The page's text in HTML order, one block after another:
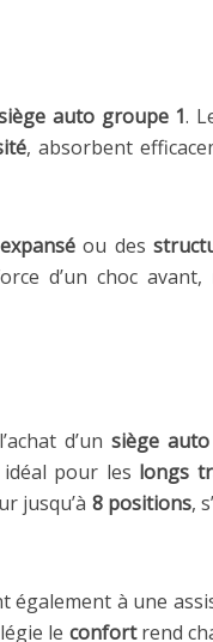
auto groupe 1.
, absorbent
ou des
d’un choc
d’unsiège
pour les longs
jusqu’à 8 positions,
également à une
le confortrend